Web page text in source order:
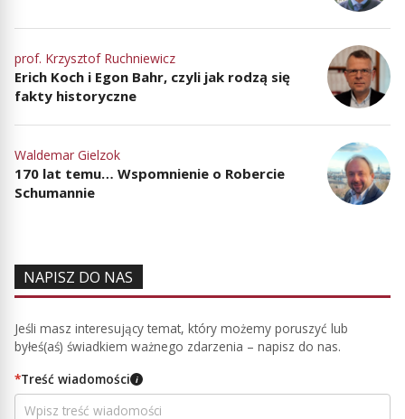
prof. Krzysztof Ruchniewicz
Erich Koch i Egon Bahr, czyli jak rodzą się
fakty historyczne
Waldemar Gielzok
170 lat temu… Wspomnienie o Robercie
Schumannie
NAPISZ DO NAS
Jeśli masz interesujący temat, który możemy poruszyć lub
byłeś(aś) świadkiem ważnego zdarzenia – napisz do nas.
*Treść wiadomości i